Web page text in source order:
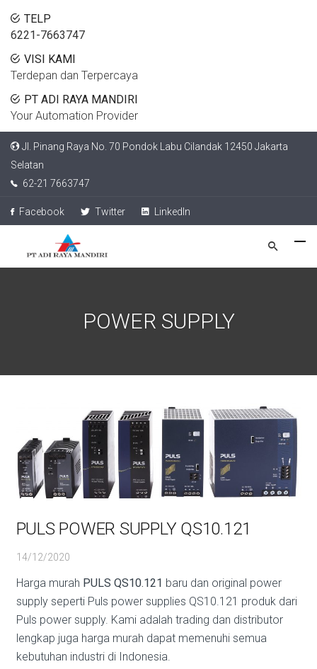
TELP
6221-7663747
VISI KAMI
Terdepan dan Terpercaya
PT ADI RAYA MANDIRI
Your Automation Provider
Jl. Pinang Raya No. 70 Pondok Labu Cilandak 12450 Jakarta
Selatan
62-21 7663747
Facebook Twitter LinkedIn
POWER SUPPLY
PULS POWER SUPPLY QS10.121
14/12/2020
Harga murah PULS QS10.121 baru dan original power
supply seperti Puls power supplies QS10.121 produk dari
Puls power supply. Kami adalah trading dan distributor
lengkap juga harga murah dapat memenuhi semua
kebutuhan industri di Indonesia.